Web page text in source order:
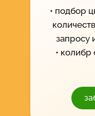
подбор
запросу
колибр